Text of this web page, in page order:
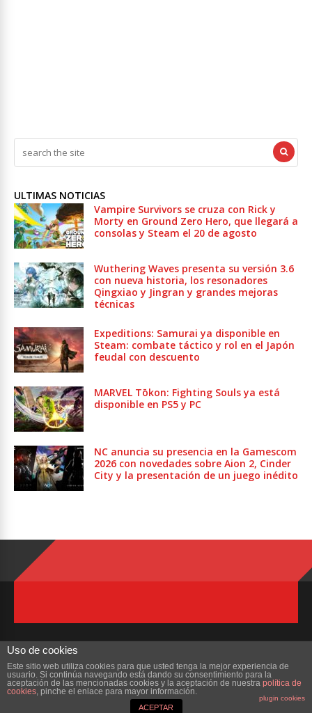
ULTIMAS NOTICIAS
Vampire Survivors se cruza con Rick y
Morty en Ground Zero Hero, que llegará a
consolas y Steam el 20 de agosto
Wuthering Waves presenta su versión 3.6
con nueva historia, los resonadores
Qingxiao y Jingran y grandes mejoras
técnicas
Expeditions: Samurai ya disponible en
Steam: combate táctico y rol en el Japón
feudal con descuento
MARVEL Tōkon: Fighting Souls ya está
disponible en PS5 y PC
NC anuncia su presencia en la Gamescom
2026 con novedades sobre Aion 2, Cinder
City y la presentación de un juego inédito
Copyright © 2023 ZonaMMORPG.com. Todos los derechos reservados
¿Quienes Somos? Colabora Contacto
Uso de cookies
Este sitio web utiliza cookies para que usted tenga la mejor experiencia de
usuario. Si continúa navegando está dando su consentimiento para la
aceptación de las mencionadas cookies y la aceptación de nuestra política de
cookies, pinche el enlace para mayor información.
plugin cookies
ACEPTAR